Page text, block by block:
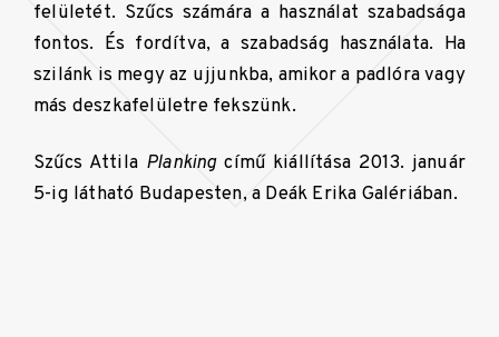
felületét. Szűcs számára a használat szabadsága
fontos. És fordítva, a szabadság használata. Ha
szilánk is megy az ujjunkba, amikor a padlóra vagy
más deszkafelületre fekszünk.
Szűcs Attila Plankingcímű kiállítása 2013. január
5-ig látható Budapesten, a Deák Erika Galériában.